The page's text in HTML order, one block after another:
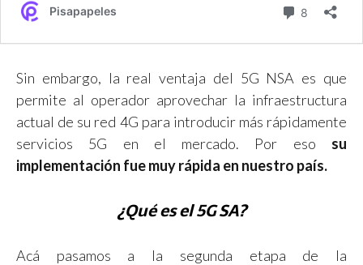
Sin embargo, la real ventaja del 5G NSA es que
permite al operador aprovechar la infraestructura
actual de su red 4G para introducir más rápidamente
servicios 5G en el mercado. Por eso su
implementación fue muy rápida en nuestro país.
¿Qué es el 5G SA?
Acá pasamos a la segunda etapa de la